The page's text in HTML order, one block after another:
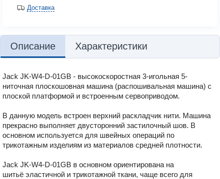
Доставка
Описание Характеристики
Jack JK-W4-D-01GB - высокоскоростная 3-игольная 5-
ниточная плоскошовная машина (распошивальная машина) с
плоской платформой и встроенным сервоприводом.
В данную модель встроен верхний раскладчик нити. Машина
прекрасно выполняет двусторонний застилочный шов. В
основном используется для швейных операций по
трикотажным изделиям из материалов средней плотности.
Jack JK-W4-D-01GB в основном ориентирована на
шитьё эластичной и трикотажной ткани, чаще всего для